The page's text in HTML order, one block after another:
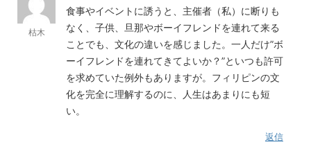
枯木
食事やイベントに誘うと、主催者（私）に断りも
なく、子供、旦那やボーイフレンドを連れて来る
ことでも、文化の違いを感じました。一人だけ”ボ
ーイフレンドを連れてきてよいか？”といつも許可
を求めていた例外もありますが。フィリピンの文
化を完全に理解するのに、人生はあまりにも短
い。
返信